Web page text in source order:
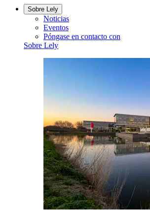
Sobre Lely
Noticias
Eventos
Póngase en contacto con
Sobre Lely